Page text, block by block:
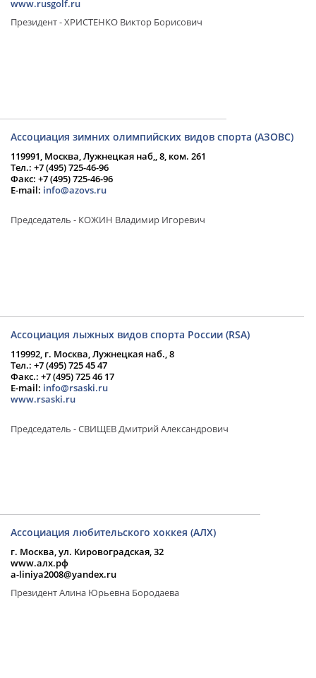
www.rusgolf.ru
Президент - ХРИСТЕНКО Виктор Борисович
Ассоциация зимних олимпийских видов спорта (АЗОВС)
119991, Москва, Лужнецкая наб,, 8, ком. 261
Тел.: +7 (495) 725-46-96
Факс: +7 (495) 725-46-96
E-mail: info@azovs.ru
Председатель - КОЖИН Владимир Игоревич
Ассоциация лыжных видов спорта России (RSA)
119992, г. Москва, Лужнецкая наб., 8
Тел.: +7 (495) 725 45 47
Факс.: +7 (495) 725 46 17
E-mail: info@rsaski.ru
www.rsaski.ru
Председатель - СВИЩЕВ Дмитрий Александрович
Ассоциация любительского хоккея (АЛХ)
г. Москва, ул. Кировоградская, 32
www.алх.рф
a-liniya2008@yandex.ru
Президент Алина Юрьевна Бородаева